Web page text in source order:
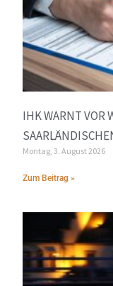
IHK WARNT VOR
Montag, 3. August 2026
Zum Beitrag »